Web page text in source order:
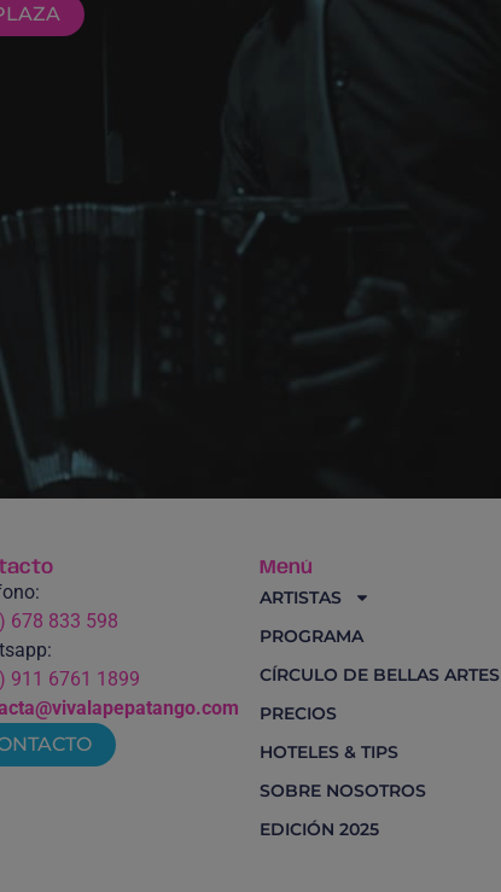
678 833 598
911 6761 1899
Menú
ARTISTAS
PROGRAMA
CÍRCULO DE BELLAS ARTES
PRECIOS
HOTELES & TIPS
SOBRE NOSOTROS
EDICIÓN 2025